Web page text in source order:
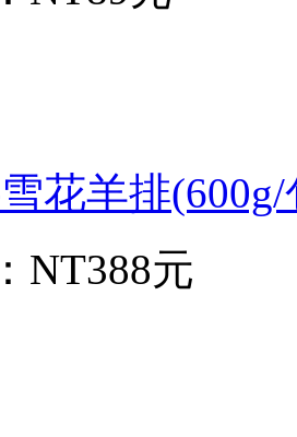
花羊排
NT388元